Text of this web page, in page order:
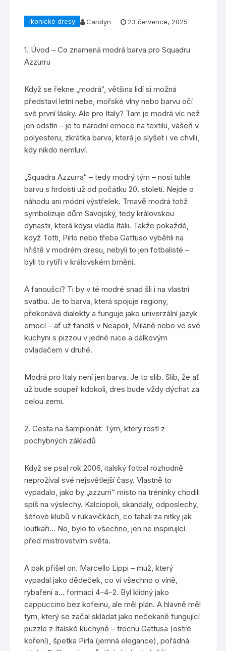
Ikonické dresy Carolyn 23 července, 2025
1. Úvod – Co znamená modrá barva pro Squadru
Azzurru
Když se řekne „modrá“, většina lidí si možná
představí letní nebe, mořské vlny nebo barvu očí
své první lásky. Ale pro Italy? Tam je modrá víc než
jen odstín – je to národní emoce na textilu, vášeň v
polyesteru, zkrátka barva, která je slyšet i ve chvíli,
kdy nikdo nemluví.
„Squadra Azzurra“ – tedy modrý tým – nosí tuhle
barvu s hrdostí už od počátku 20. století. Nejde o
náhodu ani módní výstřelek. Tmavě modrá totiž
symbolizuje dům Savojský, tedy královskou
dynastii, která kdysi vládla Itálii. Takže pokaždé,
když Totti, Pirlo nebo třeba Gattuso vyběhli na
hřiště v modrém dresu, nebyli to jen fotbalisté –
byli to rytíři v královském brnění.
A fanoušci? Ti by v té modré snad šli i na vlastní
svatbu. Je to barva, která spojuje regiony,
překonává dialekty a funguje jako univerzální jazyk
emocí – ať už fandíš v Neapoli, Miláně nebo ve své
kuchyni s pizzou v jedné ruce a dálkovým
ovladačem v druhé.
Modrá pro Italy není jen barva. Je to slib. Slib, že ať
už bude soupeř kdokoli, dres bude vždy dýchat za
celou zemi.
2. Cesta na šampionát: Tým, který rostl z
pochybných základů
Když se psal rok 2006, italský fotbal rozhodně
neprožíval své nejsvětlejší časy. Vlastně to
vypadalo, jako by „azzurri“ místo na tréninky chodili
spíš na výslechy. Kalciopoli, skandály, odposlechy,
šéfové klubů v rukavičkách, co tahali za nitky jak
loutkáři… No, bylo to všechno, jen ne inspirující
před mistrovstvím světa.
A pak přišel on. Marcello Lippi – muž, který
vypadal jako dědeček, co ví všechno o víně,
rybaření a… formaci 4–4–2. Byl klidný jako
cappuccino bez kofeinu, ale měl plán. A hlavně měl
tým, který se začal skládat jako nečekaně fungující
puzzle z Italské kuchyně – trochu Gattusa (ostré
koření), špetka Pirla (jemná elegance), pořádná